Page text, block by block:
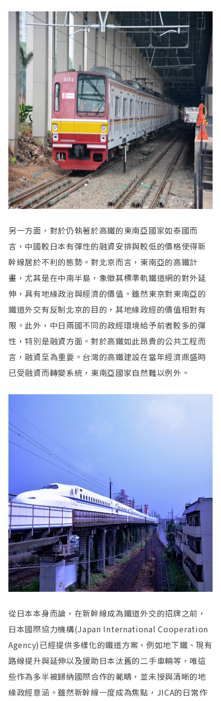
另一方面，對於仍執著於高鐵的東南亞國家如泰國而
言，中國較日本有彈性的融資安排與較低的價格使得新
幹線居於不利的態勢。對北京而言，東南亞的高鐵計
畫，尤其是在中南半島，象徵其標準軌鐵道網的對外延
伸，具有地緣政治與經濟的價值。雖然東京對東南亞的
鐵道外交有反制北京的目的，其地緣政經的價值相對有
限。此外，中日兩國不同的政經環境給予前者較多的彈
性，特別是融資方面。對於高鐵如此昂貴的公共工程而
言，融資至為重要。台灣的高鐵建設在當年經濟鼎盛時
已受融資而轉變系統，東南亞國家自然難以例外。
從日本本身而論，在新幹線成為鐵道外交的招牌之前，
日本國際協力機構(Japan International Cooperation
Agency)已經提供多樣化的鐵道方案，例如地下鐵、現有
路線提升與延伸以及援助日本汰舊的二手車輛等，唯這
些作為多半被歸納國際合作的範疇，並未授與清晰的地
緣政經意涵。雖然新幹線一度成為焦點，JICA的日常作